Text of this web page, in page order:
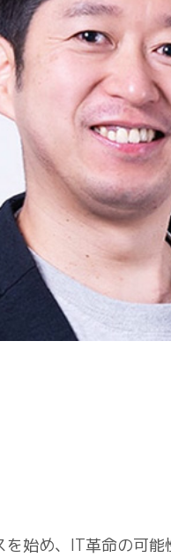
始め、IT⾰命の可